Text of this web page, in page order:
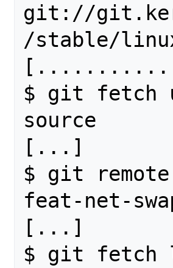
git://
/stable/
$ git fetch
source
[...]
$ git
feat-net-swap
[...]
$ git fetch